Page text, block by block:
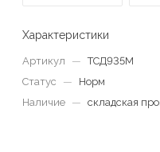
Характеристики
Артикул — ТСД935М
Статус
—
Норм
Наличие
— складская